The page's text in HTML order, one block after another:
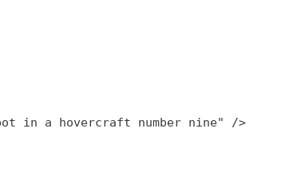
in a hovercraft number nine" />